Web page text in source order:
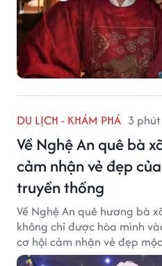
DU LỊCH - KHÁM PHÁ 3
Về Nghệ An quê bà
cảm nhận vẻ đẹp
truyền thống
Về Nghệ An quê hương bà
không chỉ được hòa mình
cơ hội cảm nhận vẻ đẹp
quê giàu truyền thống.